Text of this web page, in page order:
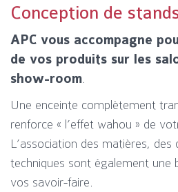
Conception de
APC vous accompagne
de vos produits sur les
show-room.
Une enceinte complètement
renforce « l’effet wahou » de
L’association des matières, des
techniques sont également une
vos savoir-faire.